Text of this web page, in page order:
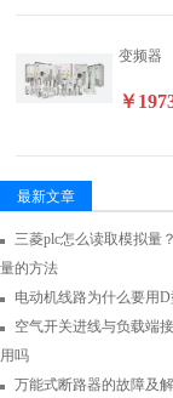
变频器
￥
最新文章
三菱plc怎么读取模拟量
量的方法
电动机线路为什么要用
空气开关进线与负载端
用吗
万能式断路器的故障及